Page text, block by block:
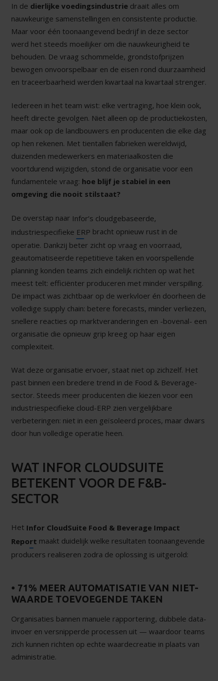
In de dierlijke voedingsindustriedraait alles om
nauwkeurige samenstellingen en consistente productie.
Maar voor één toonaangevend bedrijf in deze sector
werd het steeds moeilijker om die nauwkeurigheid te
behouden. De vraag schommelde, grondstofprijzen
bewogen onvoorspelbaar en de eisen rond duurzaamheid
en traceerbaarheid werden kwartaal na kwartaal strenger.
Iedereen in het team wist: elke vertraging, hoe klein ook,
heeft directe gevolgen. Niet alleen op de productiekosten,
maar ook op de landbouwers en producenten die elke dag
op hen rekenen. Met tientallen fabrieken wereldwijd,
duizenden medewerkers en materiaalkosten die
voortdurend wijzigden, stond de organisatie voor een
fundamentele vraag: hoe blijf je stabiel in een
omgeving die nooit stilstaat?
De overstap naar Infor’s cloudgebaseerde,
industriespecifieke ERP bracht opnieuw rust in de
operatie. Dankzij beter zicht op vraag en voorraad,
geautomatiseerde repetitieve taken en voorspellende
planning konden teams zich eindelijk richten op wat het
meest telt: efficiënter produceren met minder verspilling.
De impact was zichtbaar op de werkvloer én doorheen de
volledige supply chain: betere forecasts, minder verliezen,
snellere reacties op marktveranderingen en -bovenal- een
organisatie die opnieuw grip kreeg op haar eigen
complexiteit.
Wat deze organisatie ervoer, staat niet op zichzelf. Het
past binnen een bredere trend in de Food & Beverage-
sector. Steeds meer producenten die kiezen voor een
industriespecifieke cloud-ERP zien vergelijkbare
verbeteringen: niet in een geïsoleerd proces, maar dwars
door hun volledige operatie heen.
WAT INFOR CLOUDSUITE
BETEKENT VOOR DE F&B-
SECTOR
Het Infor CloudSuite Food & Beverage Impact
Report maakt duidelijk welke resultaten toonaangevende
producers realiseren zodra de oplossing is uitgerold:
• 71% MEER AUTOMATISATIE VAN NIET-
WAARDE TOEVOEGENDE TAKEN
Organisaties bannen manuele rapportering, dubbele data-
invoer en versnipperde processen uit — waardoor teams
zich kunnen richten op echte waardecreatie in plaats van
administratie.